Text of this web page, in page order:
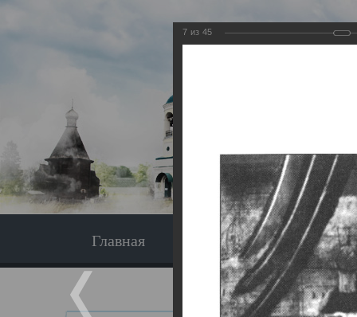
Главная Экскурсия
7 из 45